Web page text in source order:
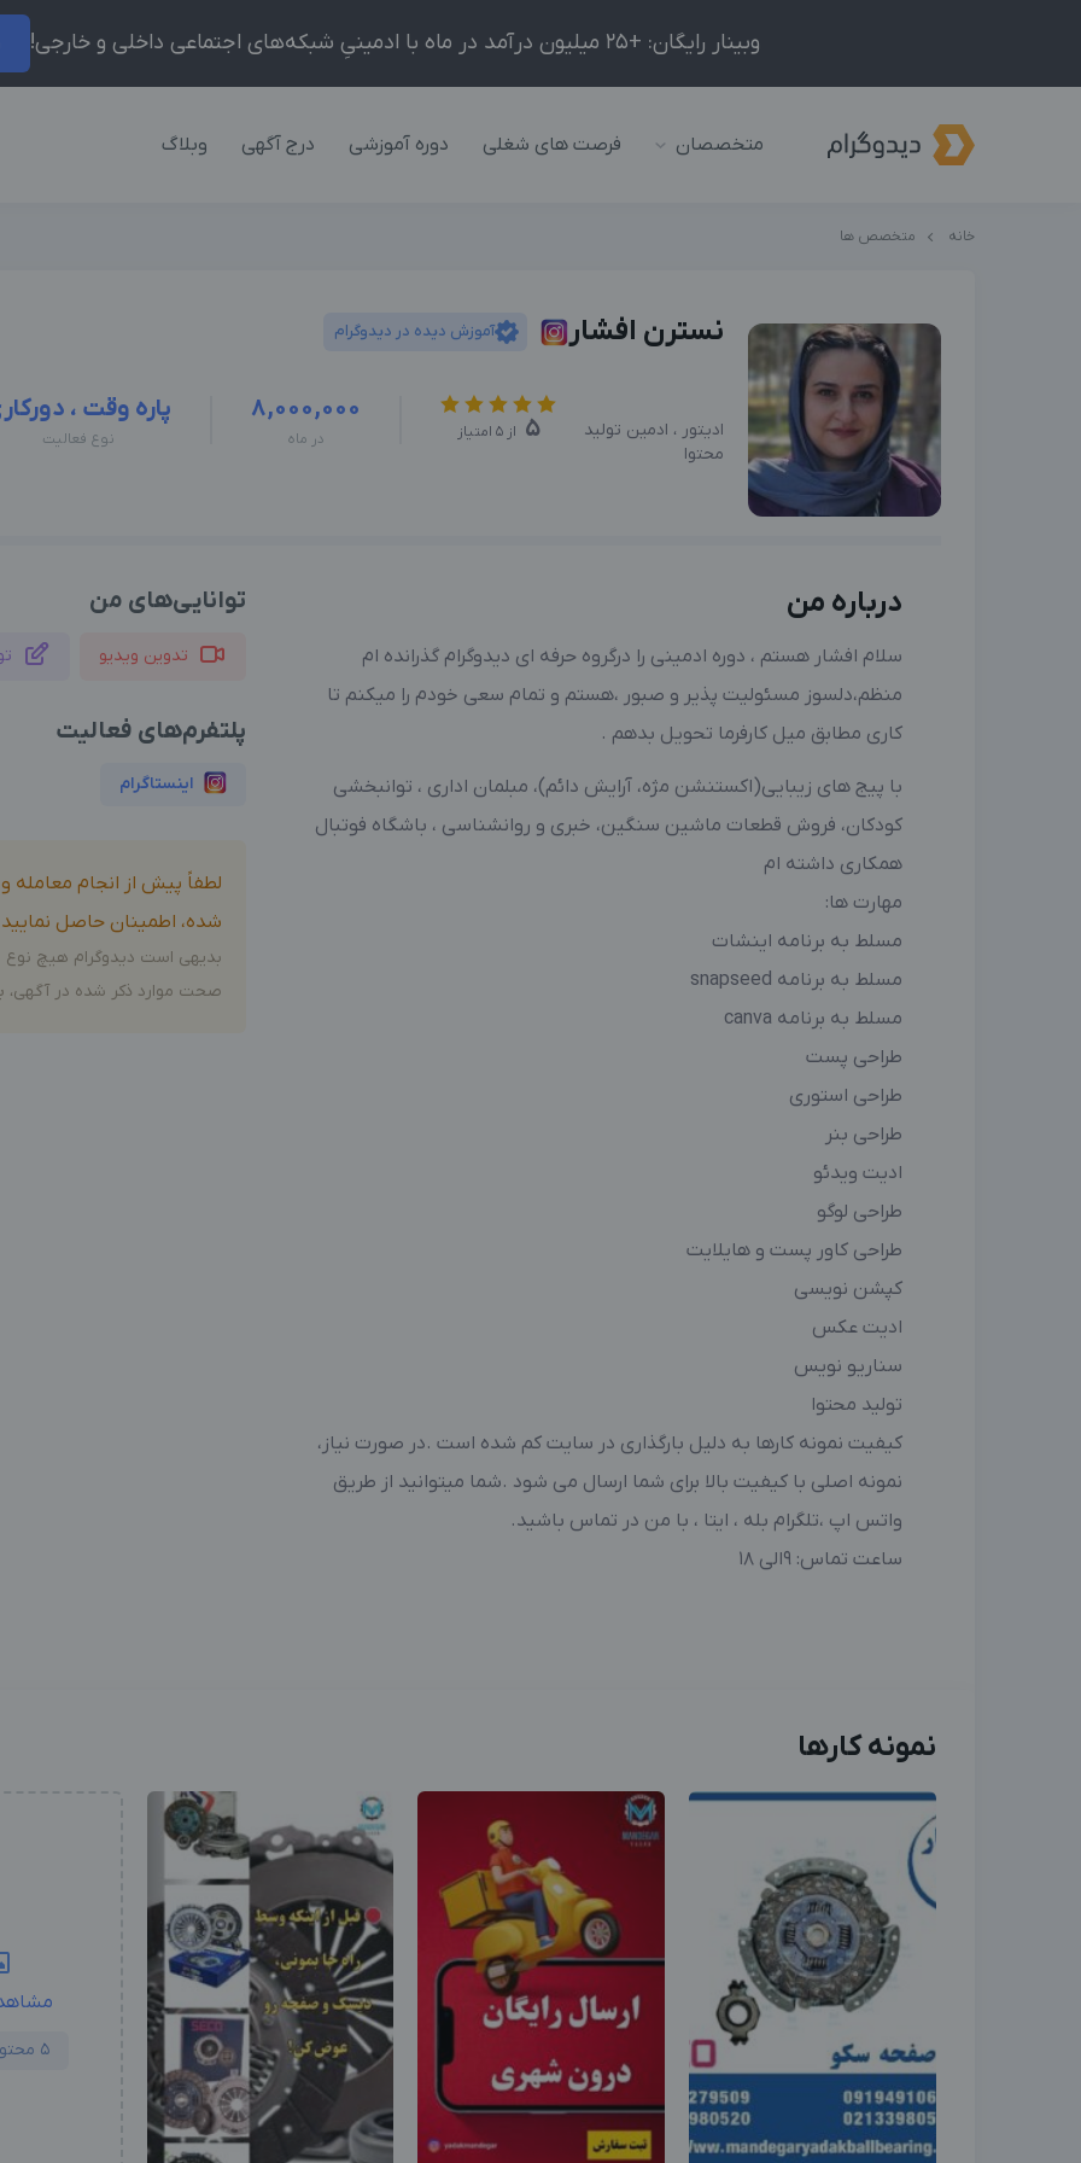
وبینار رایگان: +25 میلیون درآمد در ماه با ادمینیِ شبکه‌های اجتماعی داخلی و خارجی!
متخصصان فرصت های شغلی دوره آموزشی درج آگهی وبلاگ
خانه متخصص ها
نسترن افشار آموزش دیده در دیدوگرام
ادیتور ، ادمین تولید
محتوا
5 از 5 امتیاز
8,000,000
در ماه
پاره وقت ،
نوع فعالیت
درباره من
سلام افشار هستم ، دوره ادمینی را درگروه حرفه ای دیدوگرام گذرانده ام
منظم،دلسوز مسئولیت پذیر و صبور ،هستم و تمام سعی خودم را میکنم تا
کاری مطابق میل کارفرما تحویل بدهم .
با پیج های زیبایی(اکستنشن مژه، آرایش دائم)، مبلمان اداری ، توانبخشی
کودکان، فروش قطعات ماشین سنگین، خبری و روانشناسی ، باشگاه فوتبال
همکاری داشته ام
مهارت ها:
مسلط به برنامه اینشات
مسلط به برنامه snapseed
مسلط به برنامه canva
طراحی پست
طراحی استوری
طراحی بنر
ادیت ویدئو
طراحی لوگو
طراحی کاور پست و هایلایت
کپشن نویسی
ادیت عکس
سناریو نویس
تولید محتوا
کیفیت نمونه کارها به دلیل بارگذاری در سایت کم شده است .در صورت نیاز،
نمونه اصلی با کیفیت بالا برای شما ارسال می شود .شما میتوانید از طریق
واتس اپ ،تلگرام بله ، ایتا ، با من در تماس باشید.
ساعت تماس: ۹الی ۱۸
توانایی‌های من
تدوین ویدیو
پلتفرم‌های فعالیت
اینستاگرام
لطفاً پیش از انجام
شده، اطمینان حاصل
بدیهی است دیدوگرام هیچ نوع
صحت موارد ذکر شده در آگهی،
نمونه کارها
5 محتوا دیگر